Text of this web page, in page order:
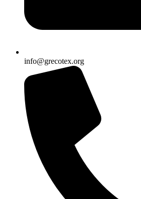
info@grecotex.org